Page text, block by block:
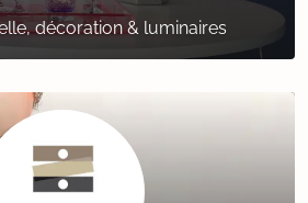
décoration & luminaires